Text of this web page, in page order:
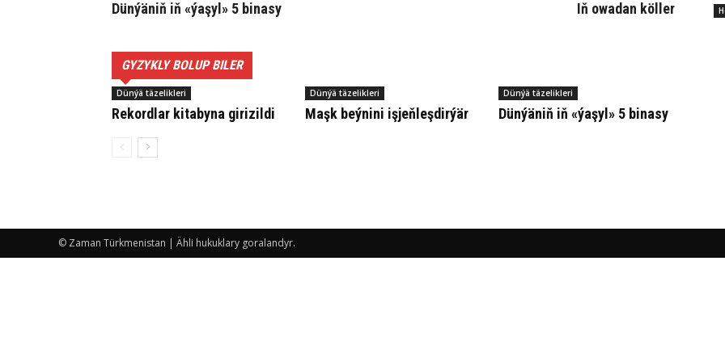
Dün­ýä­niň iň «ýa­şyl» 5 bi­na­sy Iň owa­dan köl­ler
GYZYKLY BOLUP BILER
Dünýä täzelikleri
Re­kord­lar ki­ta­by­na gi­ri­zil­di
Dünýä täzelikleri
Maşk beý­ni­ni iş­jeň­leş­dir­ýär
Dünýä täzelikleri
Dün­ýä­niň iň «ýa­şyl» 5 bi­na­sy
© Zaman Türkmenistan | Ähli hukuklary goralandyr.